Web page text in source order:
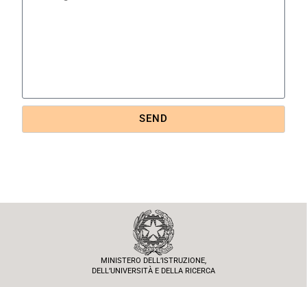
MINISTERO DELL’ISTRUZIONE,
DELL’UNIVERSITÀ E DELLA RICERCA
SEND